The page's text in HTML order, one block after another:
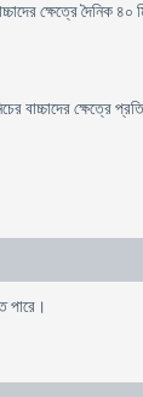
ক্ষেত্রে দৈনিক
ক্ষেত্রে
পারে।